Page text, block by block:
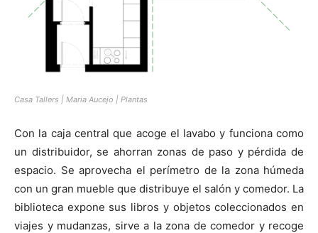
Casa Tallers | Maria Aucejo | Plantas
Con la caja central que acoge el lavabo y funciona como
un distribuidor, se ahorran zonas de paso y pérdida de
espacio. Se aprovecha el perímetro de la zona húmeda
con un gran mueble que distribuye el salón y comedor. La
biblioteca expone sus libros y objetos coleccionados en
viajes y mudanzas, sirve a la zona de comedor y recoge